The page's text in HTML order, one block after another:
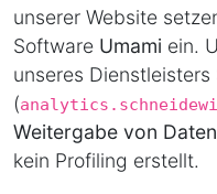
unserer Website
Software Umami ein.
unseres
(
Weitergabe von
kein Profiling erstellt.